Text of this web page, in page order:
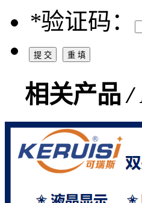
*验证码：
相关产品/